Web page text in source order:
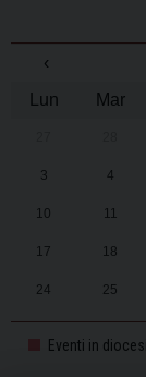
‹
Lun
Mar
3 4
10 11
17 18
24 25
Eventi in diocesi